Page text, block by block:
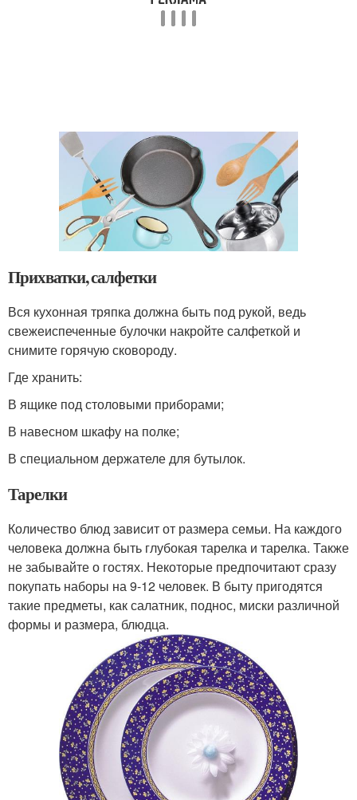
Прихватки, салфетки
Вся кухонная тряпка должна быть под рукой, ведь
свежеиспеченные булочки накройте салфеткой и
снимите горячую сковороду.
Где хранить:
В ящике под столовыми приборами;
В навесном шкафу на полке;
В специальном держателе для бутылок.
Тарелки
Количество блюд зависит от размера семьи. На каждого
человека должна быть глубокая тарелка и тарелка. Также
не забывайте о гостях. Некоторые предпочитают сразу
покупать наборы на 9-12 человек. В быту пригодятся
такие предметы, как салатник, поднос, миски различной
формы и размера, блюдца.